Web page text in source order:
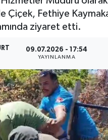
Çiçek, Fethiye
ziyaret etti.
09.07.2026 - 17:54
YAYINLANMA
Haberleri